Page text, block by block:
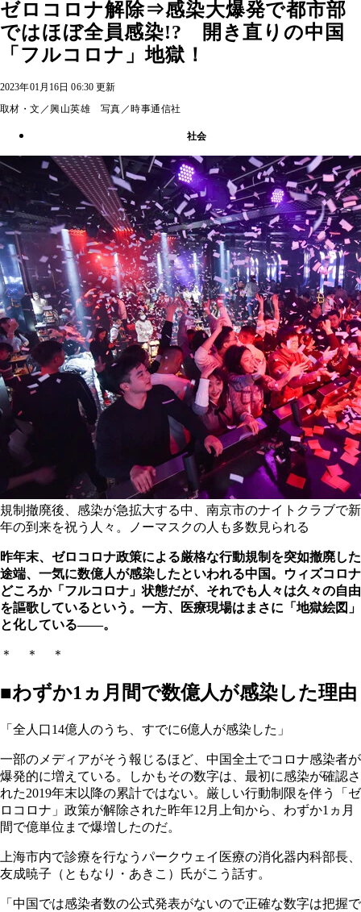
ゼロコロナ解除⇒感染大爆発で都市部
ではほぼ全員感染!? 開き直りの中国
「フルコロナ」地獄！
2023年01月16日 06:30 更新
取材・文／興山英雄 写真／時事通信社
社会
規制撤廃後、感染が急拡大する中、南京市のナイトクラブで新
年の到来を祝う人々。ノーマスクの人も多数見られる
昨年末、ゼロコロナ政策による厳格な行動規制を突如撤廃した
途端、一気に数億人が感染したといわれる中国。ウィズコロナ
どころか「フルコロナ」状態だが、それでも人々は久々の自由
を謳歌しているという。一方、医療現場はまさに「地獄絵図」
と化している――。
＊ ＊ ＊
■わずか1ヵ月間で数億人が感染した理由
「全人口14億人のうち、すでに6億人が感染した」
一部のメディアがそう報じるほど、中国全土でコロナ感染者が
爆発的に増えている。しかもその数字は、最初に感染が確認さ
れた2019年末以降の累計ではない。厳しい行動制限を伴う「ゼ
ロコロナ」政策が解除された昨年12月上旬から、わずか1ヵ月
間で億単位まで爆増したのだ。
上海市内で診療を行なうパークウェイ医療の消化器内科部長、
友成暁子（ともなり・あきこ）氏がこう話す。
「中国では感染者数の公式発表がないので正確な数字は把握で